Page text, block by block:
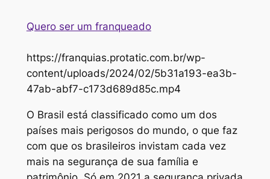
Quero ser um franqueado
https://franquias.protatic.com.br/wp-
content/uploads/2024/02/5b31a193-ea3b-
47ab-abf7-c173d689d85c.mp4
O Brasil está classificado como um dos
países mais perigosos do mundo, o que faz
com que os brasileiros invistam cada vez
mais na segurança de sua família e